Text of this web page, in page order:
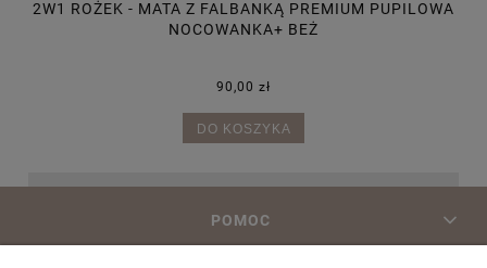
2W1 ROŻEK - MATA Z FALBANKĄ PREMIUM PUPILOWA
NOCOWANKA+ BEŻ
90,00 zł
DO KOSZYKA
POMOC